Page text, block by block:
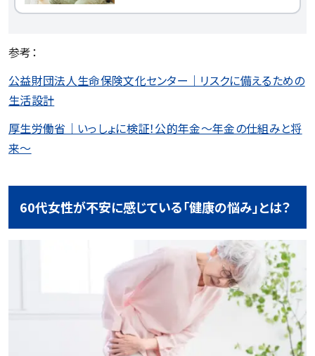
参考：
公益財団法人生命保険文化センター｜リスクに備えるための
生活設計
厚生労働省｜いっしょに検証！公的年金～年金の仕組みと将
来～
60代女性が不安に感じている「健康の悩み」とは？